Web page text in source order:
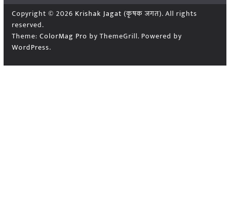
Copyright © 2026 Krishak Jagat (कृषक जगत). All rights
reserved.
Theme: ColorMag Pro by ThemeGrill. Powered by
WordPress.